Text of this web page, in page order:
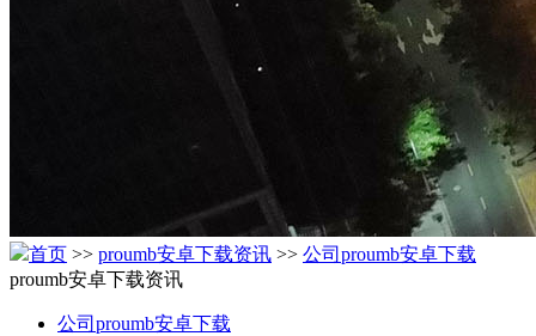
首页 >> proumb安卓下载资讯 >> 公司proumb安卓下载
proumb安卓下载资讯
公司proumb安卓下载